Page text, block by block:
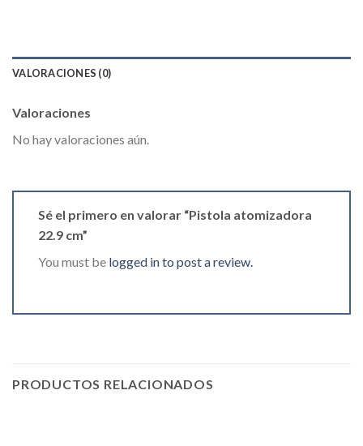
VALORACIONES (0)
Valoraciones
No hay valoraciones aún.
Sé el primero en valorar “Pistola atomizadora
22.9 cm”
You must be logged in to post a review.
PRODUCTOS RELACIONADOS